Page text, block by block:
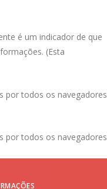
é um indicador de que
(Esta
por todos os navegadores
por todos os navegadores